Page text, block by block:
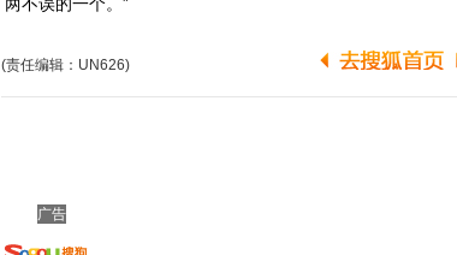
(责任编辑：UN626)
广告